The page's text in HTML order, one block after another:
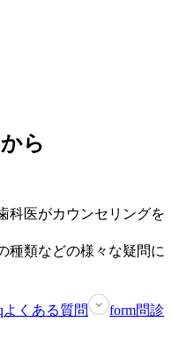
ら
科医がカウンセリングを
種類などの様々な疑問に
よくある質問 form問診